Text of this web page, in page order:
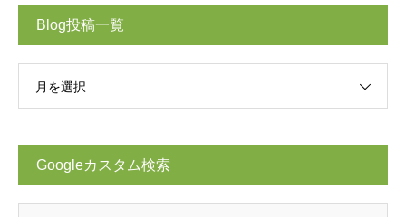
Blog投稿一覧
月を選択
Googleカスタム検索